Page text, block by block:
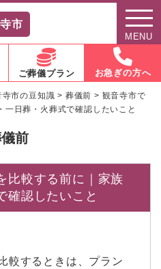
市
MENU
ご葬儀プラン お急ぎの方へ
寺市の豆知識 > 葬儀前 > 観音寺市で
日葬・火葬式で確認したいこと
前
比較する前に｜家族
確認したいこと
較するときは、プラン